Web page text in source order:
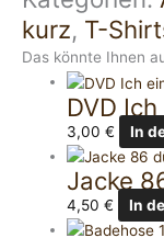
kurz, T-
Das könnte Ihnen
DVD
3,00€ In
Jacke
4,50€ In